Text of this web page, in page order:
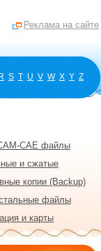
Реклама на сайте
R S T U V W X Y Z
CAE файлы
и сжатые
копии (Backup)
файлы
и карты